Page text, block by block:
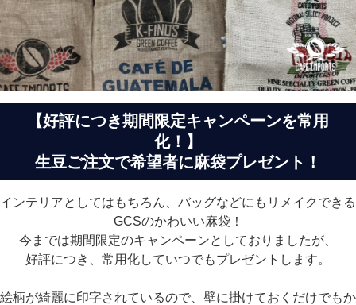
【好評につき期間限定キャンペーンを常用
化！】
生豆ご注文で希望者に麻袋プレゼント！
インテリアとしてはもちろん、バッグなどにもリメイクできる
GCSのかわいい麻袋！
今までは期間限定のキャンペーンとしておりましたが、
好評につき、常用化していつでもプレゼントします。
絵柄が綺麗に印字されているので、壁に掛けておくだけでもか